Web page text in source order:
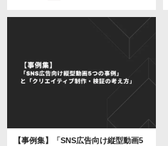
【事例集】「SNS広告向け縦型動画5